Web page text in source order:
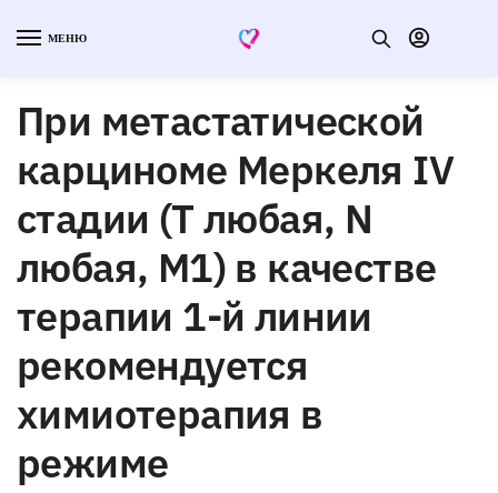
МЕНЮ
При метастатической
карциноме Меркеля IV
стадии (Т любая, N
любая, M1) в качестве
терапии 1-й линии
рекомендуется
химиотерапия в
режиме